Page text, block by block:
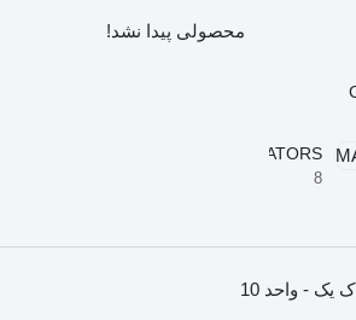
MANIFOLDS/EVAPORATORS
8
محصولی پیدا نشد!
یک - واحد 10